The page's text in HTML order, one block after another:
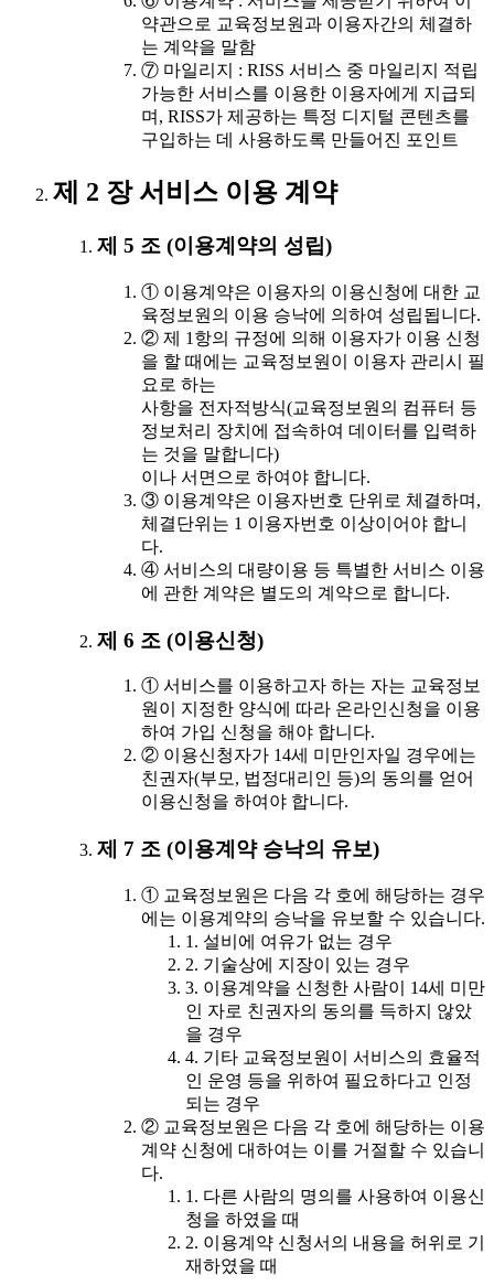
약관으로 교육정보원과 이용자간의 체결하
는 계약을 말함
⑦ 마일리지 : RISS 서비스 중 마일리지 적립
가능한 서비스를 이용한 이용자에게 지급되
며, RISS가 제공하는 특정 디지털 콘텐츠를
구입하는 데 사용하도록 만들어진 포인트
제 2 장 서비스 이용 계약
제 5 조 (이용계약의 성립)
① 이용계약은 이용자의 이용신청에 대한 교
육정보원의 이용 승낙에 의하여 성립됩니다.
② 제 1항의 규정에 의해 이용자가 이용 신청
을 할 때에는 교육정보원이 이용자 관리시 필
요로 하는
사항을 전자적방식(교육정보원의 컴퓨터 등
정보처리 장치에 접속하여 데이터를 입력하
는 것을 말합니다)
이나 서면으로 하여야 합니다.
③ 이용계약은 이용자번호 단위로 체결하며,
체결단위는 1 이용자번호 이상이어야 합니
다.
④ 서비스의 대량이용 등 특별한 서비스 이용
에 관한 계약은 별도의 계약으로 합니다.
제 6 조 (이용신청)
① 서비스를 이용하고자 하는 자는 교육정보
원이 지정한 양식에 따라 온라인신청을 이용
하여 가입 신청을 해야 합니다.
② 이용신청자가 14세 미만인자일 경우에는
친권자(부모, 법정대리인 등)의 동의를 얻어
이용신청을 하여야 합니다.
제 7 조 (이용계약 승낙의 유보)
① 교육정보원은 다음 각 호에 해당하는 경우
에는 이용계약의 승낙을 유보할 수 있습니다.
1. 설비에 여유가 없는 경우
2. 기술상에 지장이 있는 경우
3. 이용계약을 신청한 사람이 14세 미만
인 자로 친권자의 동의를 득하지 않았
을 경우
4. 기타 교육정보원이 서비스의 효율적
인 운영 등을 위하여 필요하다고 인정
되는 경우
② 교육정보원은 다음 각 호에 해당하는 이용
계약 신청에 대하여는 이를 거절할 수 있습니
다.
1. 다른 사람의 명의를 사용하여 이용신
청을 하였을 때
2. 이용계약 신청서의 내용을 허위로 기
재하였을 때